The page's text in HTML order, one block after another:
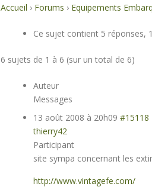
Accueil › Forums › Equipements
Ce sujet contient 5
6 sujets de 1 à 6 (sur un total de 6)
Auteur
Messages
13 août 2008 à 20h09 #15118
thierry42
Participant
site sympa concernant les
http://www.vintagefe.com/